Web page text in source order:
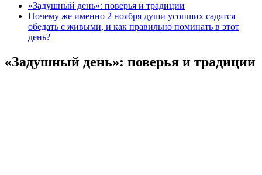
«Задушный день»: поверья и традиции
Почему же именно 2 ноября души усопших садятся
обедать с живыми, и как правильно поминать в этот
день?
«Задушный день»: поверья и традиции